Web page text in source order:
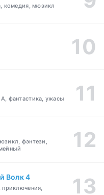
комедия, мюзикл
фантастика, ужасы
фэнтези,
Волк 4
приключения,